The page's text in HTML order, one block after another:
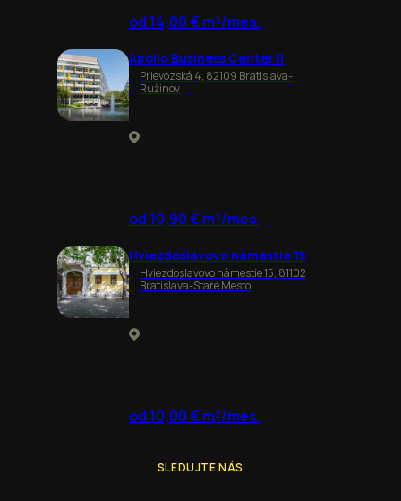
od 14,00 € m²/mes.
Apollo Business Center II
Prievozská 4, 82109 Bratislava-
Ružinov
od 10,90 € m²/mes.
Hviezdoslavovo námestie 15
Hviezdoslavovo námestie 15, 81102
Bratislava-Staré Mesto
od 10,00 € m²/mes.
SLEDUJTE NÁS